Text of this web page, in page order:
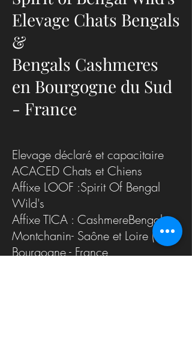
consanguine) a été présenté
comme un outil de travail.
Elevage Chats Bengals
&
Bengals Cashmeres
en Bourgogne du Sud
- France
Elevage déclaré et capacitaire
ACACED Chats et Chiens
Affixe LOOF :Spirit Of Bengal
Wild's
Affixe TICA : CashmereBengals
Montchanin- Saône et Loire (71)
Bourgogne - France